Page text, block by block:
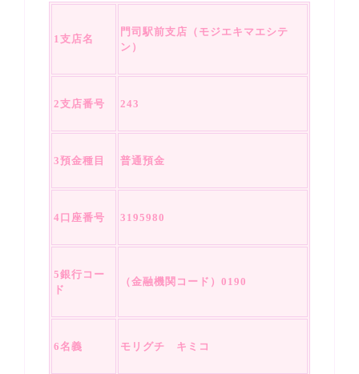
1支店名
門司駅前支店（モジエキマエシテ
ン）
2支店番号 243
3預金種目 普通預金
4口座番号 3195980
5銀行コー
ド
（金融機関コード）0190
6名義 モリグチ キミコ